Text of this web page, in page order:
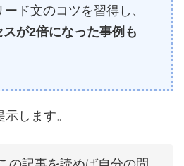
ード文のコツを習得し、
が2倍になった事例も
します。